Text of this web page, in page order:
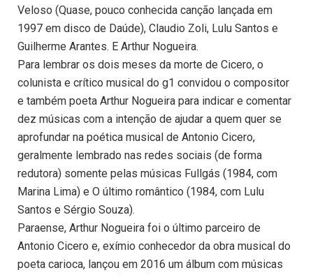
Veloso (Quase, pouco conhecida canção lançada em
1997 em disco de Daúde), Claudio Zoli, Lulu Santos e
Guilherme Arantes. E Arthur Nogueira.
Para lembrar os dois meses da morte de Cicero, o
colunista e crítico musical do g1 convidou o compositor
e também poeta Arthur Nogueira para indicar e comentar
dez músicas com a intenção de ajudar a quem quer se
aprofundar na poética musical de Antonio Cicero,
geralmente lembrado nas redes sociais (de forma
redutora) somente pelas músicas Fullgás (1984, com
Marina Lima) e O último romântico (1984, com Lulu
Santos e Sérgio Souza).
Paraense, Arthur Nogueira foi o último parceiro de
Antonio Cicero e, exímio conhecedor da obra musical do
poeta carioca, lançou em 2016 um álbum com músicas